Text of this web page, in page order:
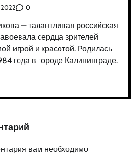
2022 0
— талантливая российская
сердца зрителей
игрой и красотой. Родилась
года в городе Калининграде.
вам необходимо